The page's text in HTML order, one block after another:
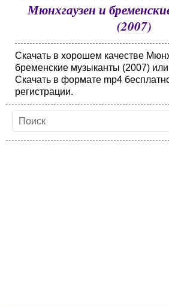
Мюнхгаузен и
(2007)
Скачать в хорошем качестве
бременские музыканты (2007)
Скачать в формате mp4
регистрации.